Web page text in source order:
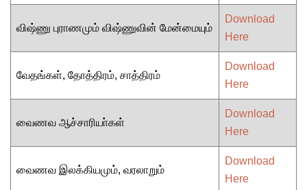
விஷ்ணு புராணமும் விஷ்ணுவின் மேன்மையும்
Download
Here
வேதங்கள், தோத்திரம், சாத்திரம்
Download
Here
வைணவ ஆச்சாரியா்கள்
Download
Here
வைணவ இலக்கியமும், வரலாறும்
Download
Here